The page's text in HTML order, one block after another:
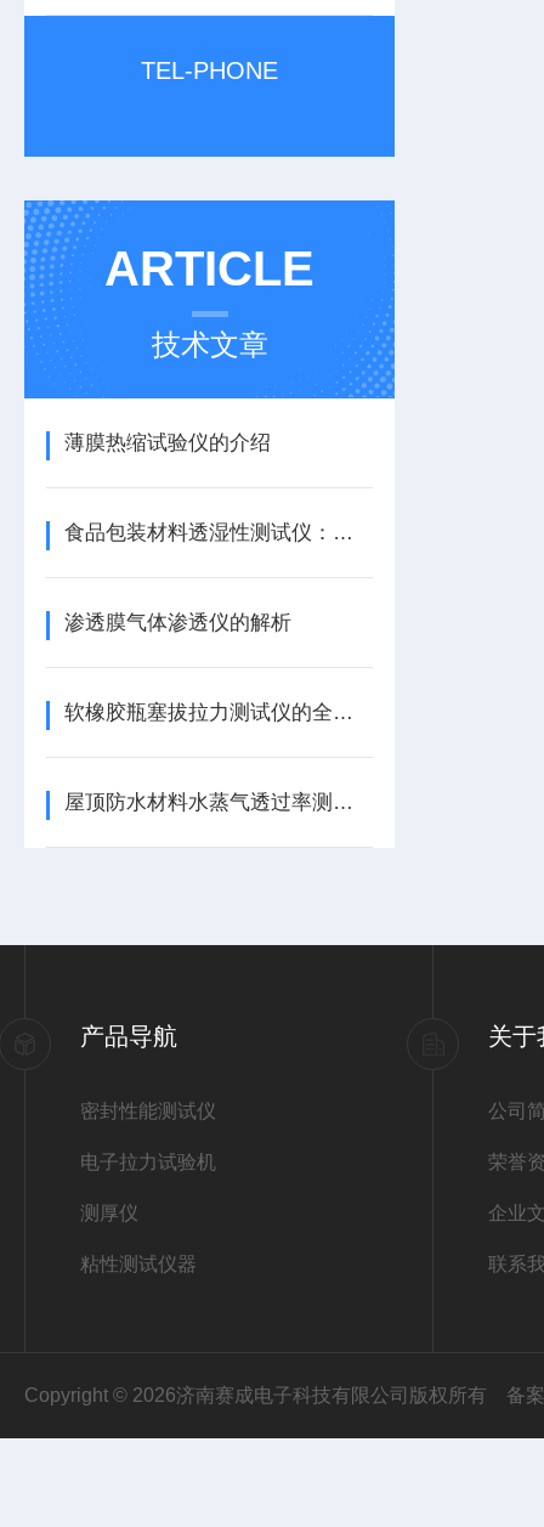
TEL-PHONE
ARTICLE
技术文章
薄膜热缩试验仪的介绍
食品包装材料透湿性测试仪：解析
渗透膜气体渗透仪的解析
软橡胶瓶塞拔拉力测试仪的全面解析
屋顶防水材料水蒸气透过率测试仪的应用
产品导航
密封性能测试仪
电子拉力试验机
测厚仪
粘性测试仪器
关于
公司
荣誉
企业
联系
Copyright © 2026济南赛成电子科技有限公司版权所有 备